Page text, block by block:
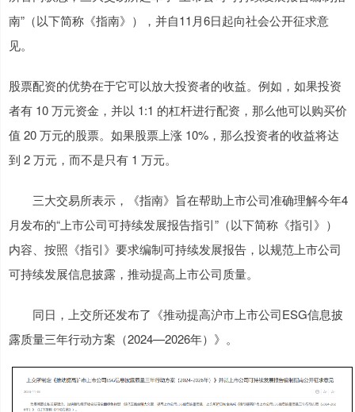
南”（以下简称《指南》），并自11月6日起向社会公开征求意
见。
股票配资的优势在于它可以放大投资者的收益。例如，如果投资
者有 10 万元资金，并以 1:1 的杠杆进行配资，那么他可以购买价
值 20 万元的股票。如果股票上涨 10%，那么投资者的收益将达
到 2 万元，而不是只有 1 万元。
三大交易所表示，《指南》旨在帮助上市公司准确理解今年4
月发布的“上市公司可持续发展报告指引”（以下简称《指引》）
内容、按照《指引》要求编制可持续发展报告，以规范上市公司
可持续发展信息披露，推动提高上市公司质量。
同日，上交所还发布了《推动提高沪市上市公司ESG信息披
露质量三年行动方案（2024—2026年）》。